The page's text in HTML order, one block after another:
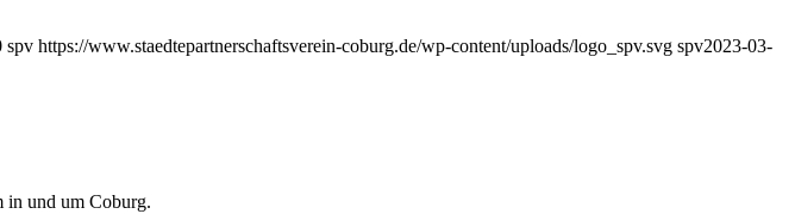
spv https://www.staedtepartnerschaftsverein-coburg.de/wp-content/uploads/logo_spv.svg spv2023-03-
in und um Coburg.